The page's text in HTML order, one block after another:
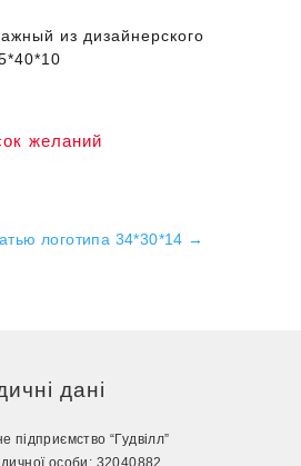
из дизайнерского
желаний
логотипа 34*30*14 →
дані
підприємство “Гудвілл”